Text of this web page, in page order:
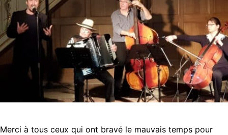
Merci à tous ceux qui ont bravé le mauvais temps pour